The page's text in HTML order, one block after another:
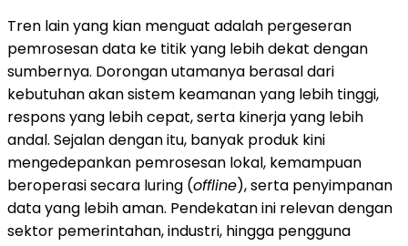
Tren lain yang kian menguat adalah pergeseran
pemrosesan data ke titik yang lebih dekat dengan
sumbernya. Dorongan utamanya berasal dari
kebutuhan akan sistem keamanan yang lebih tinggi,
respons yang lebih cepat, serta kinerja yang lebih
andal. Sejalan dengan itu, banyak produk kini
mengedepankan pemrosesan lokal, kemampuan
beroperasi secara luring (offline), serta penyimpanan
data yang lebih aman. Pendekatan ini relevan dengan
sektor pemerintahan, industri, hingga pengguna